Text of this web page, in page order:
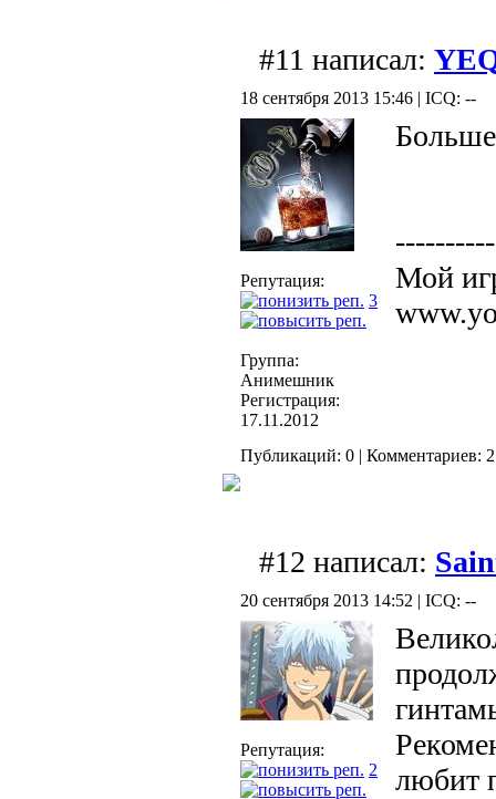
#11 написал:
18 сентября 2013 15:46 | ICQ: --
Репутация:
3
Группа:
Анимешник
Регистрация:
17.11.2012
Мой
Публикаций: 0 | Комментариев:
#12 написал:
20 сентября 2013 14:52 | ICQ: --
Репутация:
2
любит